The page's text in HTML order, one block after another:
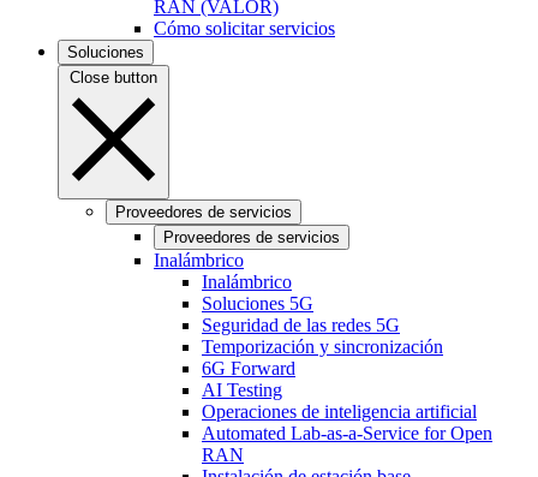
RAN (VALOR)
Cómo solicitar servicios
Soluciones
Close button
Proveedores de servicios
Proveedores de servicios
Inalámbrico
Inalámbrico
Soluciones 5G
Seguridad de las redes 5G
Temporización y sincronización
6G Forward
AI Testing
Operaciones de inteligencia artificial
Automated Lab-as-a-Service for Open
RAN